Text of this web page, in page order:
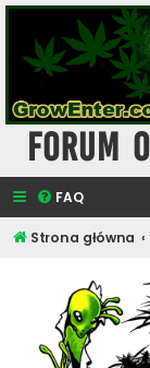
Forum
FAQ
Strona główna